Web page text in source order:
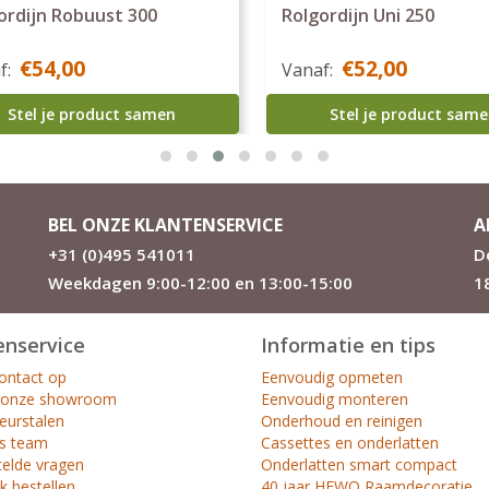
Uni 250
€52,00
Stel je product samen
Rolgordijn Uni 280
Vanaf: €52,00 €46,80
Stel je product
BEL ONZE KLANTENSERVICE
+31 (0)495 541011
Weekdagen 9:00-12:00 en 13:00-15:00
op
showroom
team
vragen
Informatie en tips
Eenvoudig opmeten
Eenvoudig monteren
Onderhoud en reinigen
Cassettes en onderlatten
Onderlatten smart compact